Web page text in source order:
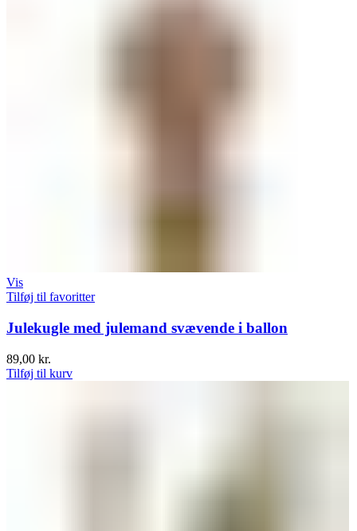
Vis
Tilføj til favoritter
Julekugle med julemand svævende i ballon
89,00 kr.
Tilføj til kurv